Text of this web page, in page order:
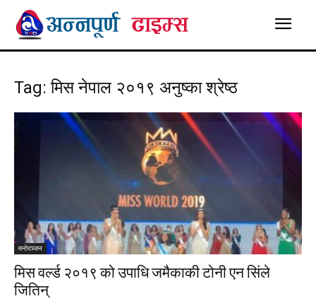
Tag: मिस नेपाल २०१९ अनुष्का श्रेष्ठ
मनाेरञ्जन
मिस वर्ल्ड २०१९ को उपाधि जमैकाकी टोनी एन सिंले
जितिन्